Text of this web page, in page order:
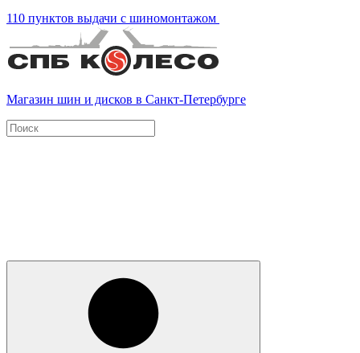
110 пунктов выдачи с шиномонтажом
Магазин шин и дисков в Санкт-Петербурге